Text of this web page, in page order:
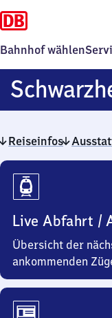
Bahnhof wählen
Reiseinfos
Reiseinfos
Live Abfahrt /
Übersicht der
ankommenden